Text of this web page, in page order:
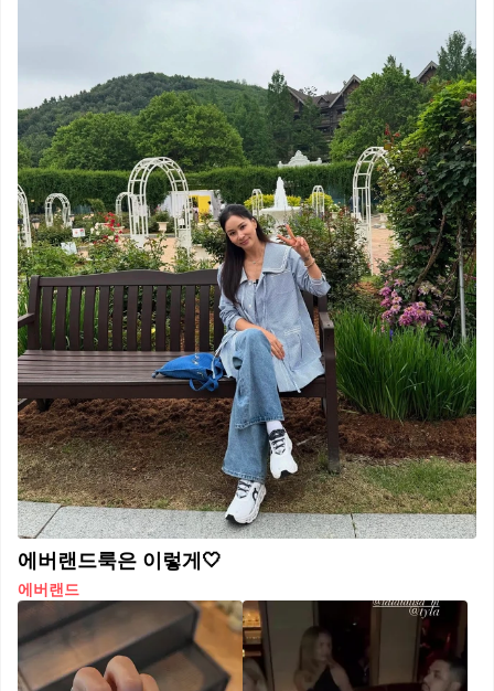
에버랜드룩은 이렇게🤍
에버랜드